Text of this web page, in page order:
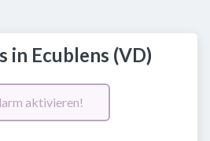
in Ecublens (VD)
aktivieren!